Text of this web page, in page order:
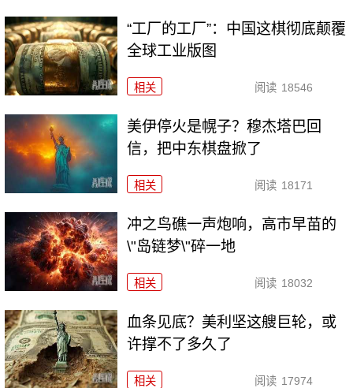
“工厂的工厂”：中国这棋彻底颠覆
全球工业版图
相关 阅读 18546
美伊停火是幌子？穆杰塔巴回
信，把中东棋盘掀了
相关 阅读 18171
冲之鸟礁一声炮响，高市早苗的
\"岛链梦\"碎一地
相关 阅读 18032
血条见底？美利坚这艘巨轮，或
许撑不了多久了
相关 阅读 17974